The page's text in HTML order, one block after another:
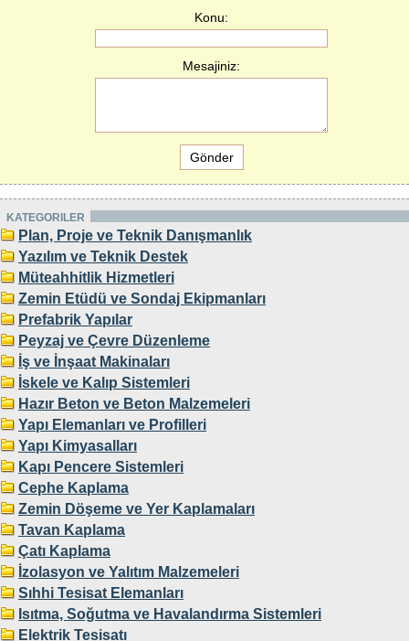
Konu:
Mesajiniz:
KATEGORILER
Plan, Proje ve Teknik Danışmanlık
Yazılım ve Teknik Destek
Müteahhitlik Hizmetleri
Zemin Etüdü ve Sondaj Ekipmanları
Prefabrik Yapılar
Peyzaj ve Çevre Düzenleme
İş ve İnşaat Makinaları
İskele ve Kalıp Sistemleri
Hazır Beton ve Beton Malzemeleri
Yapı Elemanları ve Profilleri
Yapı Kimyasalları
Kapı Pencere Sistemleri
Cephe Kaplama
Zemin Döşeme ve Yer Kaplamaları
Tavan Kaplama
Çatı Kaplama
İzolasyon ve Yalıtım Malzemeleri
Sıhhi Tesisat Elemanları
Isıtma, Soğutma ve Havalandırma Sistemleri
Elektrik Tesisatı